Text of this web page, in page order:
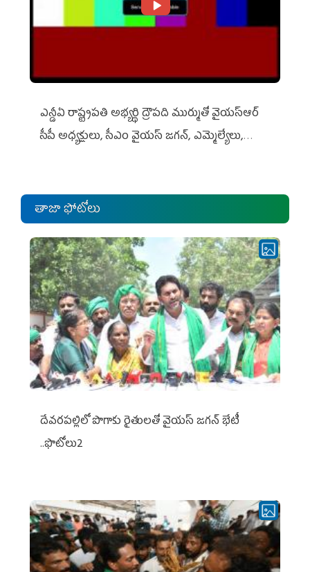
ఎన్డీఏ రాష్ట్ర‌ప‌తి అభ్య‌ర్థి ద్రౌప‌ది ముర్ముతో వైయ‌స్ఆర్
సీపీ అధ్య‌క్షులు, సీఎం వైయ‌స్ జ‌గ‌న్, ఎమ్మెల్యేలు,
తాజా ఫోటోలు
దేవరపల్లిలో పొగాకు రైతులతో వైయస్ జగన్ భేటీ
..ఫొటోలు2